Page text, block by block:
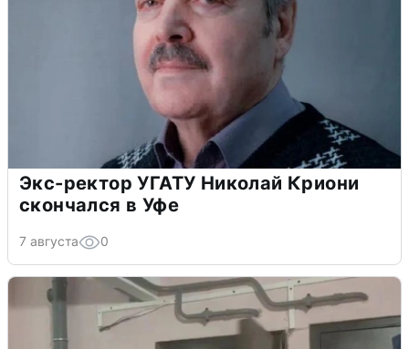
Экс-ректор УГАТУ Николай Криони
скончался в Уфе
7 августа 0